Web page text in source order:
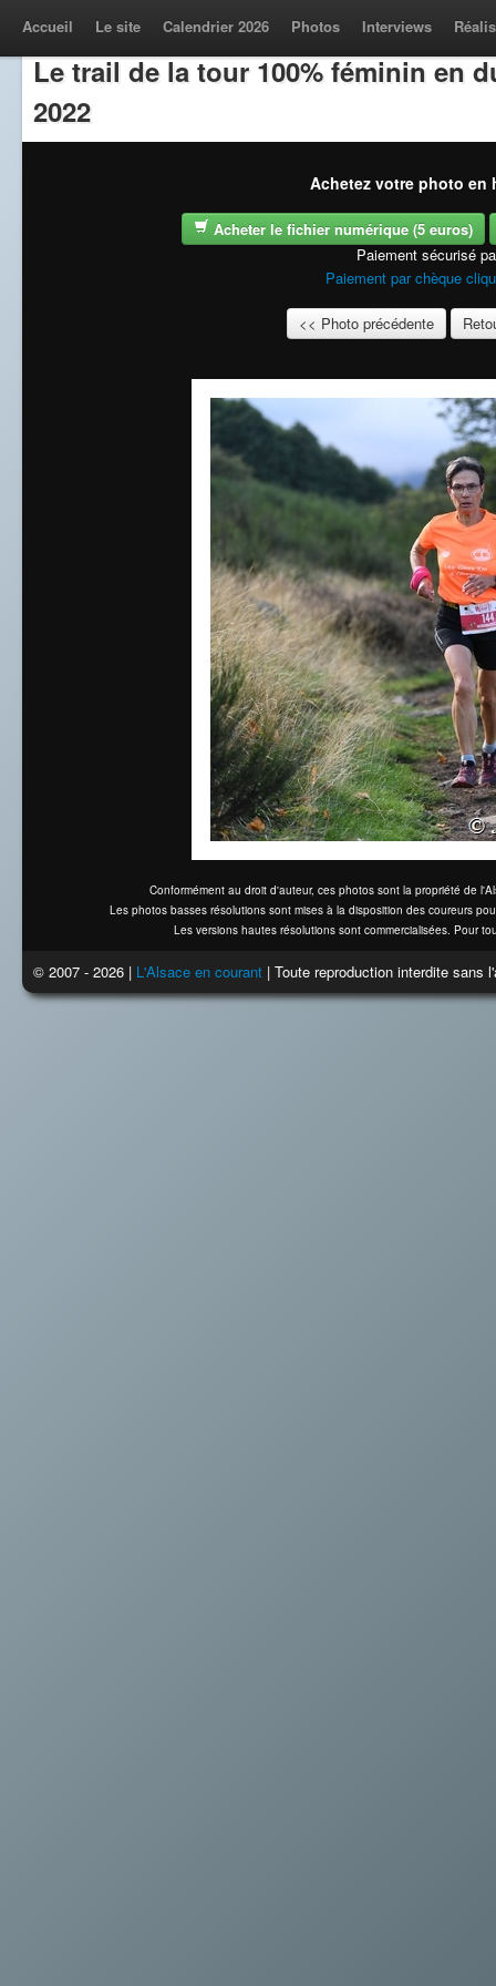
Accueil Le site Calendrier 2026 Photos Interviews
Le trail de la tour 100% féminin en
2022
Achetez votre photo en
Acheter le fichier numérique (5 euros)
Paiement sécurisé
Paiement par chèque
<< Photo précédente
Conformément au droit d'auteur, ces photos sont la propriété de
Les photos basses résolutions sont mises à la disposition des coureurs
Les versions hautes résolutions sont commercialisées. Pour
© 2007 - 2026 | L'Alsace en courant | Toute reproduction interdite sans